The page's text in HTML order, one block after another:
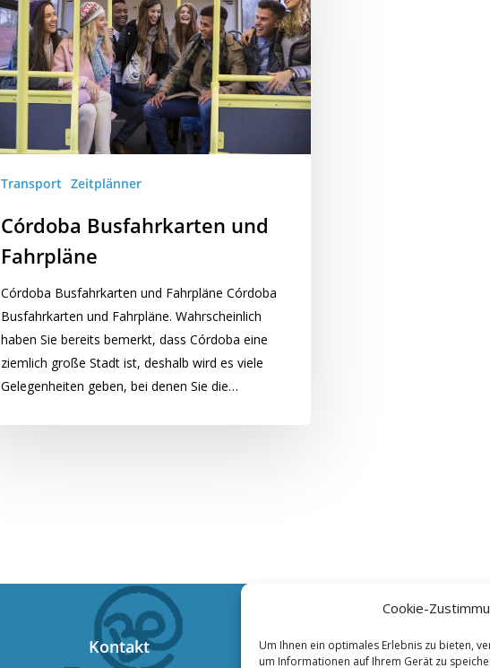
Cookie-
Um Ihnen ein optimales Erlebnis zu bieten,
um Informationen auf Ihrem Gerät zu
Transport Zeitplänner
Córdoba Busfahrkarten und
Fahrpläne
Córdoba Busfahrkarten und Fahrpläne Córdoba
Busfahrkarten und Fahrpläne. Wahrscheinlich
haben Sie bereits bemerkt, dass Córdoba eine
ziemlich große Stadt ist, deshalb wird es viele
Gelegenheiten geben, bei denen Sie die…
Kontakt Haftungsausschluss